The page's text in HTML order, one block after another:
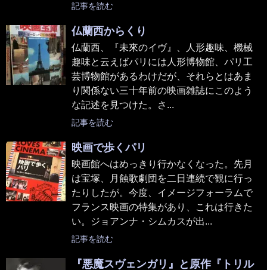
記事を読む
仏蘭西からくり
仏蘭西、『未來のイヴ』、人形趣味、機械
趣味と云えばパリには人形博物館、パリ工
芸博物館があるわけだが、それらとはあま
り関係ない三十年前の映画雑誌にこのよう
な記述を見つけた。さ...
記事を読む
映画で歩くパリ
映画館へはめっきり行かなくなった。先月
は宝塚、月蝕歌劇団を二日連続で観に行っ
たりしたが。今度、イメージフォーラムで
フランス映画の特集があり、これは行きた
い。ジョアンナ・シムカスが出...
記事を読む
『悪魔スヴェンガリ』と原作『トリル